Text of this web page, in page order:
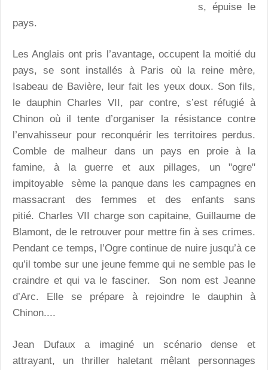
s, épuise le
pays.
Les Anglais ont pris l’avantage, occupent la moitié du
pays, se sont installés à Paris où la reine mère,
Isabeau de Bavière, leur fait les yeux doux. Son fils,
le dauphin Charles VII, par contre, s’est réfugié à
Chinon où il tente d’organiser la résistance contre
l’envahisseur pour reconquérir les territoires perdus.
Comble de malheur dans un pays en proie à la
famine, à la guerre et aux pillages, un "ogre"
impitoyable sème la panque dans les campagnes en
massacrant des femmes et des enfants sans
pitié. Charles VII charge son capitaine, Guillaume de
Blamont, de le retrouver pour mettre fin à ses crimes.
Pendant ce temps, l’Ogre continue de nuire jusqu’à ce
qu’il tombe sur une jeune femme qui ne semble pas le
craindre et qui va le fasciner. Son nom est Jeanne
d’Arc. Elle se prépare à rejoindre le dauphin à
Chinon....
Jean Dufaux a imaginé un scénario dense et
attrayant, un thriller haletant mêlant personnages